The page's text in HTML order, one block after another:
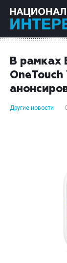
В рамках
Другие новости